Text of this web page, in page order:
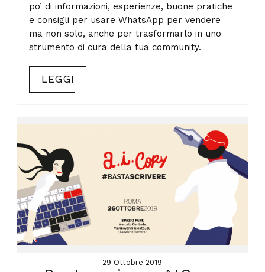
po’ di informazioni, esperienze, buone pratiche
e consigli per usare WhatsApp per vendere
ma non solo, anche per trasformarlo in uno
strumento di cura della tua community.
LEGGI
29 Ottobre 2019